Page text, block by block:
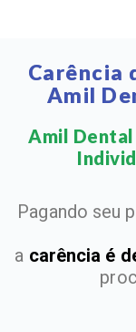
Carência
Amil
Amil Dental
Pagando seu
a carência é